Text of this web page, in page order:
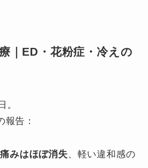
｜ED・花粉症・冷えの
。
報告：
みはほぼ消失、軽い違和感の